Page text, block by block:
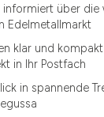
informiert über die
Edelmetallmarkt
klar und
in Ihr Postfach
in spannende